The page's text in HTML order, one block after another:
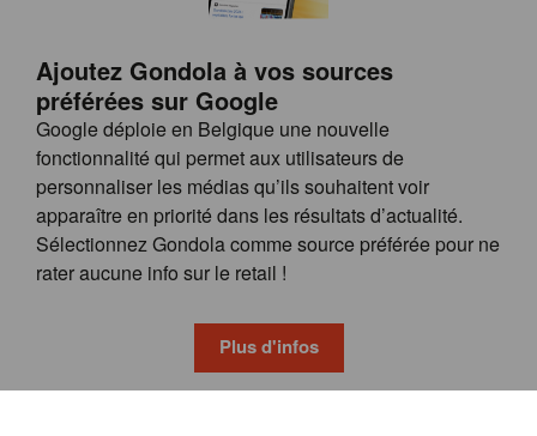
Ajoutez Gondola à vos sources
préférées sur Google
Google déploie en Belgique une nouvelle
fonctionnalité qui permet aux utilisateurs de
personnaliser les médias qu’ils souhaitent voir
apparaître en priorité dans les résultats d’actualité.
Sélectionnez Gondola comme source préférée pour ne
rater aucune info sur le retail !
Plus d'infos
Follow us on
© GONDOLA GROUP
FAQ
CONDITIONS GÉNÉRALES
PRIVACY & COOKIE POLICY
wieni